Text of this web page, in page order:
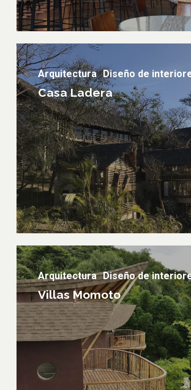
Casa
LaderaArquitectura Diseño de
Casa Ladera
Villas
MomotoArquitectura Diseño de
Villas Momoto